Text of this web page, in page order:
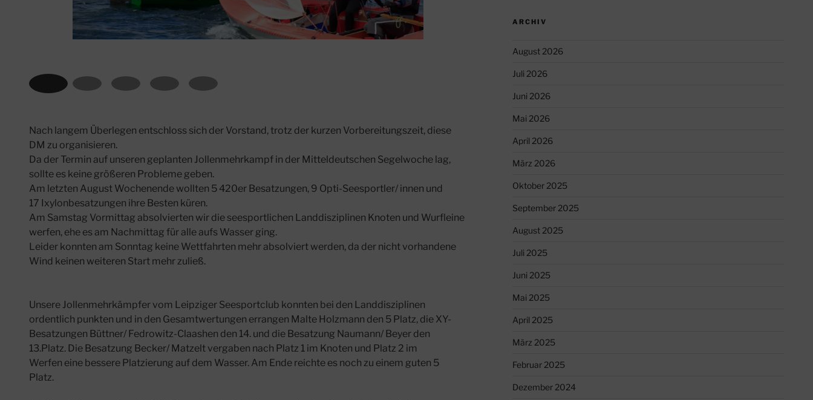
Nach langem Überlegen entschloss sich der Vorstand, trotz der kurzen Vorbereitungszeit, diese
DM zu organisieren.
Da der Termin auf unseren geplanten Jollenmehrkampf in der Mitteldeutschen Segelwoche lag,
sollte es keine größeren Probleme geben.
Am letzten August Wochenende wollten 5 420er Besatzungen, 9 Opti-Seesportler/ innen und
17 Ixylonbesatzungen ihre Besten küren.
Am Samstag Vormittag absolvierten wir die seesportlichen Landdisziplinen Knoten und Wurfleine
werfen, ehe es am Nachmittag für alle aufs Wasser ging.
Leider konnten am Sonntag keine Wettfahrten mehr absolviert werden, da der nicht vorhandene
Wind keinen weiteren Start mehr zuließ.
Unsere Jollenmehrkämpfer vom Leipziger Seesportclub konnten bei den Landdisziplinen
ordentlich punkten und in den Gesamtwertungen errangen Malte Holzmann den 5 Platz, die XY-
Besatzungen Büttner/ Fedrowitz-Claashen den 14. und die Besatzung Naumann/ Beyer den
13.Platz. Die Besatzung Becker/ Matzelt vergaben nach Platz 1 im Knoten und Platz 2 im
Werfen eine bessere Platzierung auf dem Wasser. Am Ende reichte es noch zu einem guten 5
Platz.
ARCHIV
August 2026
Juli 2026
Juni 2026
Mai 2026
April 2026
März 2026
Oktober 2025
September 2025
August 2025
Juli 2025
Juni 2025
Mai 2025
April 2025
März 2025
Februar 2025
Dezember 2024